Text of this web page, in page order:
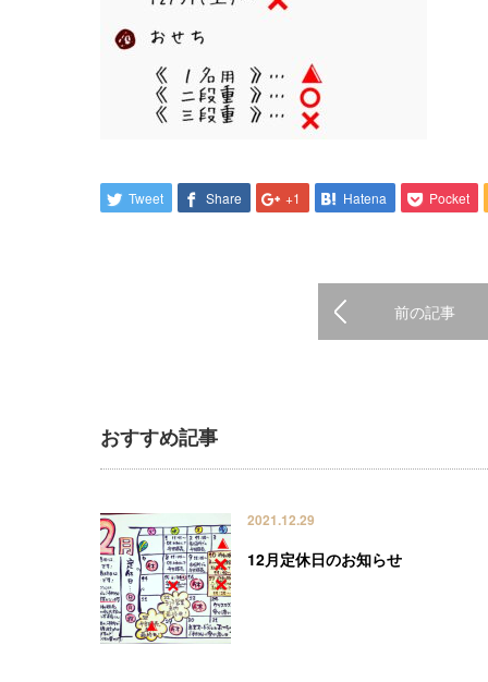
Tweet Share +1 Hatena Pocket
前の記事
おすすめ記事
2021.12.29
12月定休日のお知らせ